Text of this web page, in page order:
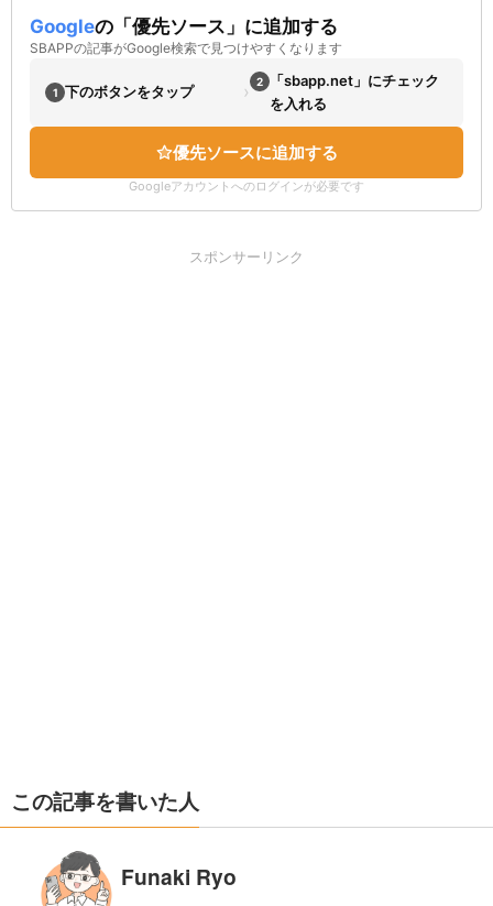
Googleの「優先ソース」に追加する
SBAPPの記事がGoogle検索で見つけやすくなります
1 下のボタンをタップ › 2
「sbapp.net」にチェック
を入れる
優先ソースに追加する
Googleアカウントへのログインが必要です
スポンサーリンク
この記事を書いた人
Funaki Ryo